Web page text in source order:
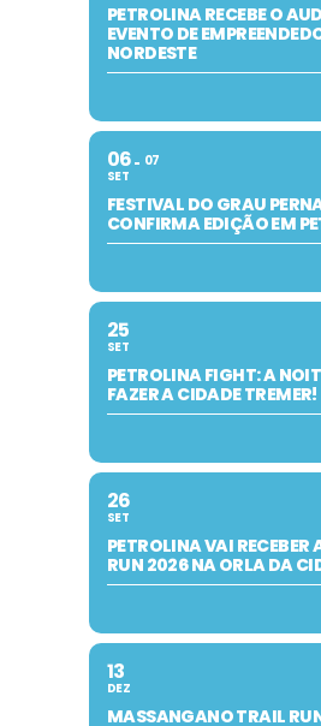
PETROLINA RECEBE O
EVENTO DE
NORDESTE
06
SET
07
FESTIVAL DO GRAU
CONFIRMA EDIÇÃO EM
25
SET
PETROLINA FIGHT: A
FAZER A CIDADE TREMER!
26
SET
PETROLINA VAI RECEBER
RUN 2026 NA ORLA DA
13
DEZ
MASSANGANO TRAIL